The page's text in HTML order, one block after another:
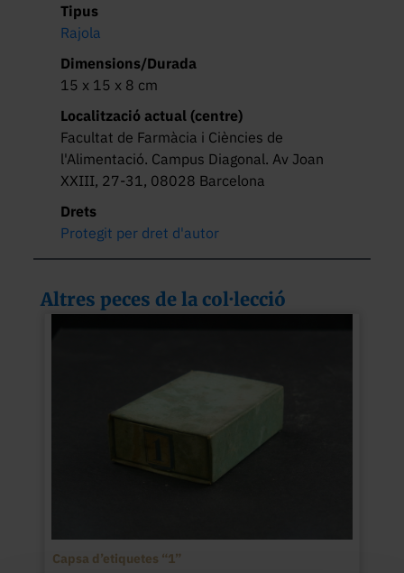
Tipus
Rajola
Dimensions/Durada
15 x 15 x 8 cm
Localització actual (centre)
Facultat de Farmàcia i Ciències de
l'Alimentació. Campus Diagonal. Av Joan
XXIII, 27-31, 08028 Barcelona
Drets
Protegit per dret d'autor
Altres peces de la col·lecció
Capsa d’etiquetes “1”